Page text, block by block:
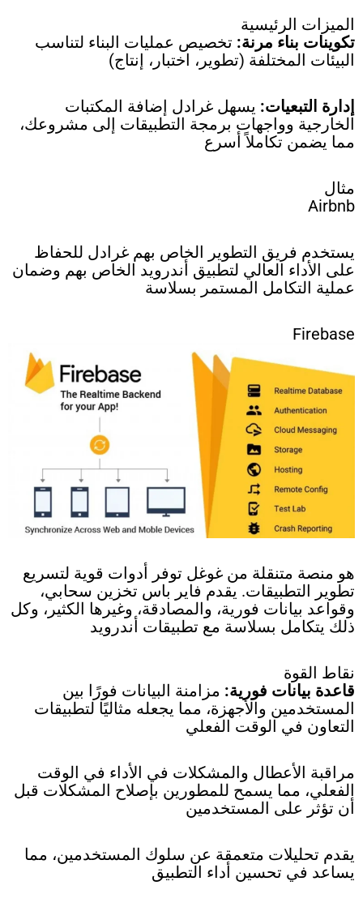
الميزات الرئيسية
تكوينات بناء مرنة: تخصيص عمليات البناء لتناسب
البيئات المختلفة (تطوير، اختبار، إنتاج)
إدارة التبعيات: يسهل غرادل إضافة المكتبات
الخارجية وواجهات برمجة التطبيقات إلى مشروعك،
مما يضمن تكاملاً أسرع
مثال
Airbnb
يستخدم فريق التطوير الخاص بهم غرادل للحفاظ
على الأداء العالي لتطبيق أندرويد الخاص بهم وضمان
عملية التكامل المستمر بسلاسة
Firebase
هو منصة متنقلة من غوغل توفر أدوات قوية لتسريع
تطوير التطبيقات. يقدم فاير باس تخزين سحابي،
وقواعد بيانات فورية، والمصادقة، وغيرها الكثير، وكل
ذلك يتكامل بسلاسة مع تطبيقات أندرويد
نقاط القوة
قاعدة بيانات فورية: مزامنة البيانات فورًا بين
المستخدمين والأجهزة، مما يجعله مثاليًا لتطبيقات
التعاون في الوقت الفعلي
مراقبة الأعطال والمشكلات في الأداء في الوقت
الفعلي، مما يسمح للمطورين بإصلاح المشكلات قبل
أن تؤثر على المستخدمين
يقدم تحليلات متعمقة عن سلوك المستخدمين، مما
يساعد في تحسين أداء التطبيق